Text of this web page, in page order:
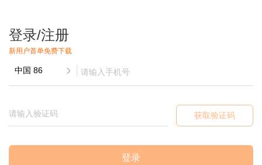
登录/注册
新用户首单免费下载
获取验证码
登录